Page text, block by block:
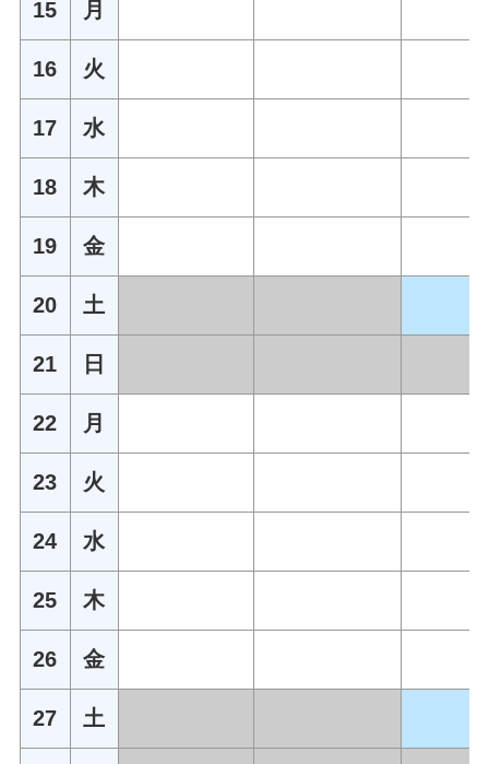
15 月
16 火
17 水
18 木
19 金
20 土
21 日
22 月
23 火
24 水
25 木
26 金
27 土